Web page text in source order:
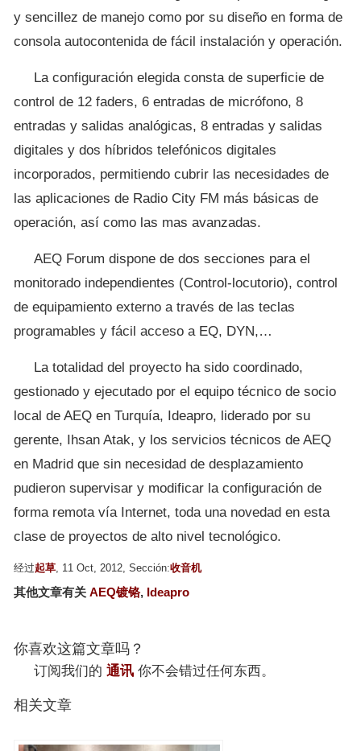
y sencillez de manejo como por su diseño en forma de
consola autocontenida de fácil instalación y operación.
La configuración elegida consta de superficie de
control de 12 faders, 6 entradas de micrófono, 8
entradas y salidas analógicas, 8 entradas y salidas
digitales y dos híbridos telefónicos digitales
incorporados, permitiendo cubrir las necesidades de
las aplicaciones de Radio City FM más básicas de
operación, así como las mas avanzadas.
AEQ Forum dispone de dos secciones para el
monitorado independientes (Control-locutorio), control
de equipamiento externo a través de las teclas
programables y fácil acceso a EQ, DYN,…
La totalidad del proyecto ha sido coordinado,
gestionado y ejecutado por el equipo técnico de socio
local de AEQ en Turquía, Ideapro, liderado por su
gerente, Ihsan Atak, y los servicios técnicos de AEQ
en Madrid que sin necesidad de desplazamiento
pudieron supervisar y modificar la configuración de
forma remota vía Internet, toda una novedad en esta
clase de proyectos de alto nivel tecnológico.
经过起草, 11 Oct, 2012, Sección:收音机
其他文章有关 AEQ镀铬, Ideapro
你喜欢这篇文章吗？
订阅我们的 通讯 你不会错过任何东西。
相关文章